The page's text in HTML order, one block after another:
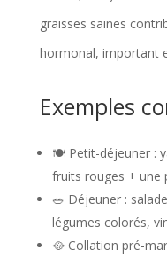
graisses saines
hormonal, important
Exemples
🍽️ Petit-déjeuner :
fruits rouges + une
🥗 Déjeuner :
légumes colorés,
🥘 Collation pré-